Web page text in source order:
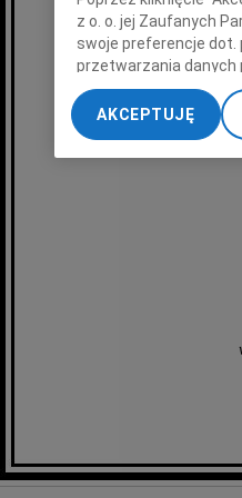
z o. o. jej Zaufanych
swoje preferencje dot.
przetwarzania danych
„Ustawienia
My, nasi Zaufani
dokładnych danych
Przechowywanie
AKCEPTUJĘ